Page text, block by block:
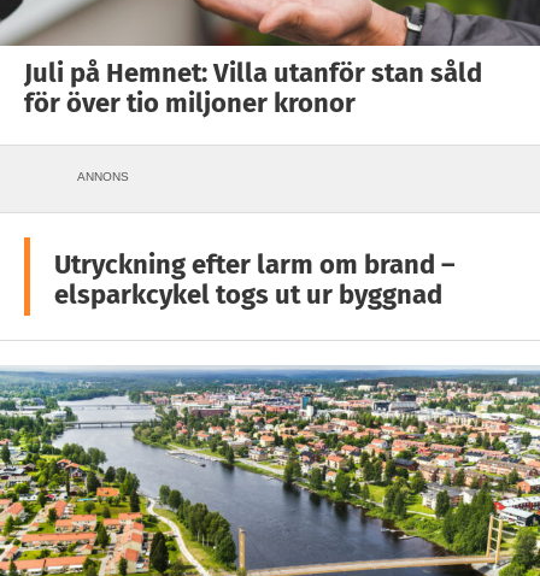
Juli på Hemnet: Villa utanför stan såld
för över tio miljoner kronor
ANNONS
Utryckning efter larm om brand –
elsparkcykel togs ut ur byggnad